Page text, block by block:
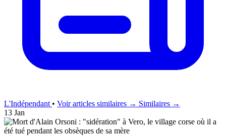
L'Indépendant • Voir articles similaires → Similaires →
13 Jan